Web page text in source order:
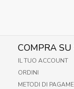
COMPRA
IL TUO ACCOUNT
ORDINI
METODI DI